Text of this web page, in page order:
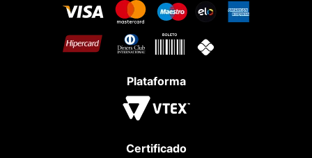
Plataforma
Certificado